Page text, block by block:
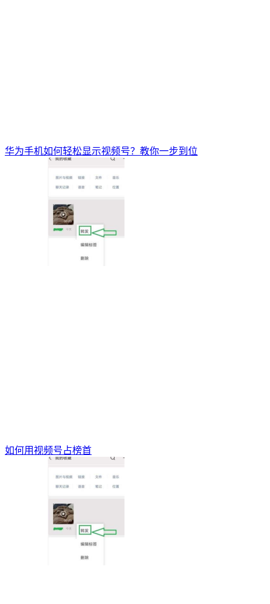
华为手机如何轻松显示视频号？教你一步到位
如何用视频号占榜首